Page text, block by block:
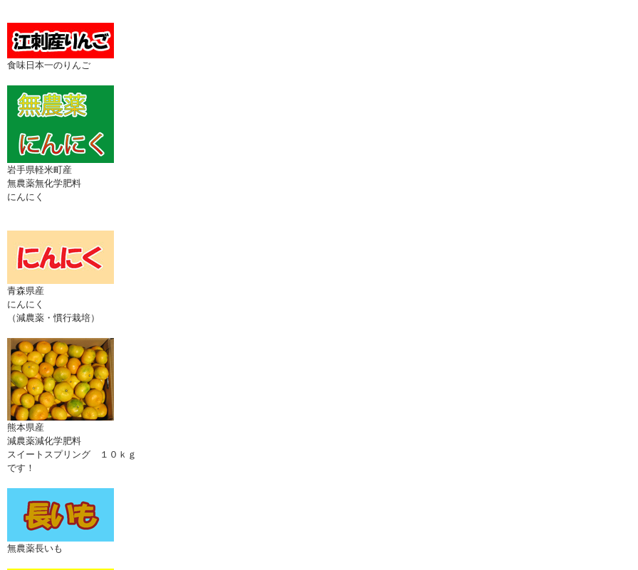
食味日本一のりんご
岩手県軽米町産
無農薬無化学肥料
にんにく
青森県産
にんにく
（減農薬・慣行栽培）
熊本県産
減農薬減化学肥料
スイートスプリング １０ｋｇ
です！
無農薬長いも